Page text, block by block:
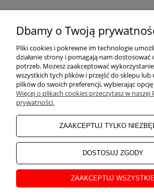
POMOC
ZAKUPY
MOJE KONTO
INFORMACJE
O NAS
Dbamy o Twoją
Pliki cookies i pokrewne im technologie
działanie strony i pomagają nam dostosować
potrzeb. Możesz zaakceptować
wszystkich tych plików i przejść do sklepu lub
plików do swoich preferencji, wybierając
Więcej o plikach cookies przeczytasz w naszej
prywatności.
ZAAKCEPTUJ TYLKO
DOSTOSUJ ZGODY
ZAAKCEPTUJ